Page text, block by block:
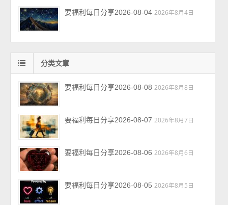
要福利每日分享2026-08-04 2026年8月4日
分类文章
要福利每日分享2026-08-08 2026年8月8日
要福利每日分享2026-08-07 2026年8月7日
要福利每日分享2026-08-06 2026年8月6日
要福利每日分享2026-08-05 2026年8月5日